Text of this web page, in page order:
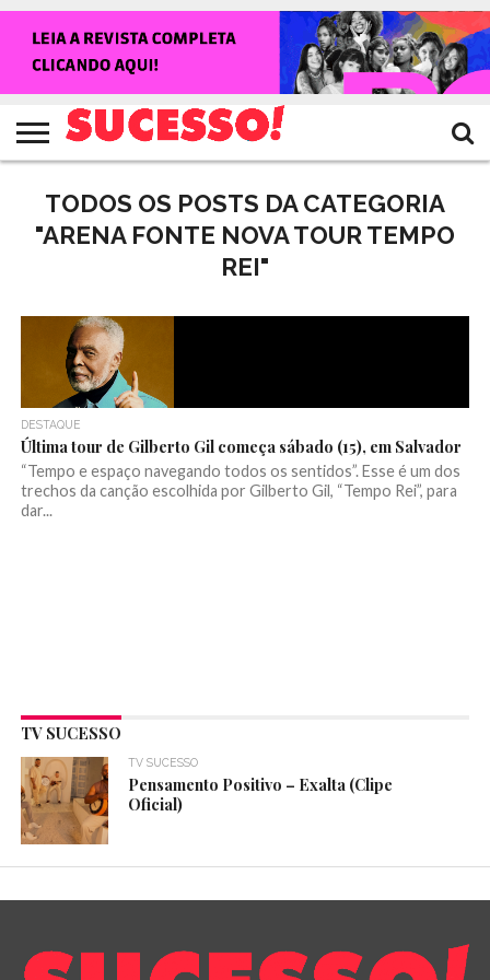
NOTÍCIAS
SHOWS
ENTREVISTAS
CLIQUES
RANKING
CROWLEY
TV
SUCESSO!
REVISTA
SUCESSO!
TODOS OS POSTS DA CATEGORIA
"ARENA FONTE NOVA TOUR TEMPO
REI"
DESTAQUE
Última tour de Gilberto Gil começa sábado (15), em Salvador
“Tempo e espaço navegando todos os sentidos”. Esse é um dos
trechos da canção escolhida por Gilberto Gil, “Tempo Rei”, para
dar...
TV SUCESSO
TV SUCESSO
Pensamento Positivo – Exalta (Clipe
Oficial)